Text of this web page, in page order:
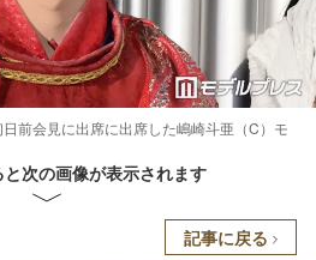
前会見に出席に出席した嶋崎斗亜（C）モ
次の画像が表示されます
記事に戻る